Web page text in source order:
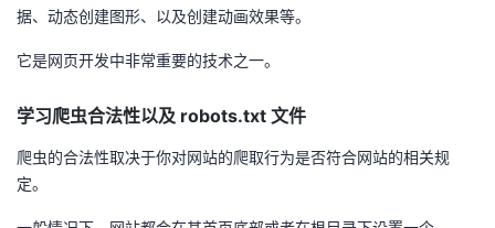
据、动态创建图形、以及创建动画效果等。
它是网页开发中非常重要的技术之一。
学习爬虫合法性以及 robots.txt 文件
爬虫的合法性取决于你对网站的爬取行为是否符合网站的相关规
定。